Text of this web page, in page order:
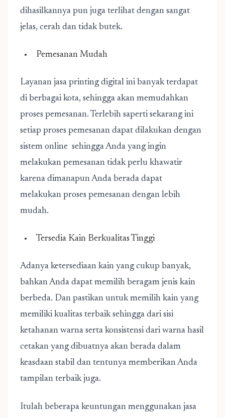
dihasilkannya pun juga terlihat dengan sangat
jelas, cerah dan tidak butek.
Pemesanan Mudah
Layanan jasa printing digital ini banyak terdapat
di berbagai kota, sehingga akan memudahkan
proses pemesanan. Terlebih saperti sekarang ini
setiap proses pemesanan dapat dilakukan dengan
sistem online sehingga Anda yang ingin
melakukan pemesanan tidak perlu khawatir
karena dimanapun Anda berada dapat
melakukan proses pemesanan dengan lebih
mudah.
Tersedia Kain Berkualitas Tinggi
Adanya ketersediaan kain yang cukup banyak,
bahkan Anda dapat memilih beragam jenis kain
berbeda. Dan pastikan untuk memilih kain yang
memiliki kualitas terbaik sehingga dari sisi
ketahanan warna serta konsistensi dari warna hasil
cetakan yang dibuatnya akan berada dalam
keasdaan stabil dan tentunya memberikan Anda
tampilan terbaik juga.
Itulah beberapa keuntungan menggunakan jasa